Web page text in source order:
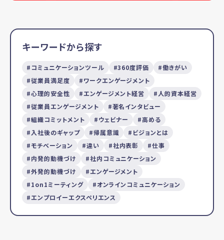
キーワードから探す
コミュニケーションツール 360度評価
働きがい
従業員満足度
ワークエンゲージメント
心理的安全性
エンゲージメント経営
人的資本経営
従業員エンゲージメント
著名インタビュー
組織コミットメント
ウェビナー
高める
入社後のギャップ
帰属意識
ビジョンとは
モチベーション
違い 社内表彰
仕事
内発的動機づけ
社内コミュニケーション
外発的動機づけ
エンゲージメント
1on1ミーティング
オンラインコミュニケーション
エンプロイーエクスペリエンス